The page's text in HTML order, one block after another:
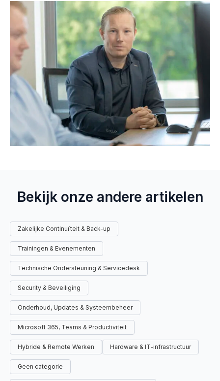
Bekijk onze andere artikelen
Zakelijke Continuïteit & Back-up
Trainingen & Evenementen
Technische Ondersteuning & Servicedesk
Security & Beveiliging
Onderhoud, Updates & Systeembeheer
Microsoft 365, Teams & Productiviteit
Hybride & Remote Werken Hardware & IT-infrastructuur
Geen categorie